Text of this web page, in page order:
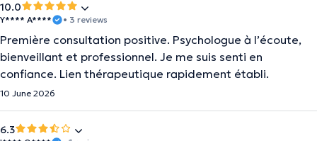
10.0
Y**** A**** • 3 reviews
Première consultation positive. Psychologue à l’écoute,
bienveillant et professionnel. Je me suis senti en
confiance. Lien thérapeutique rapidement établi.
10 June 2026
6.3